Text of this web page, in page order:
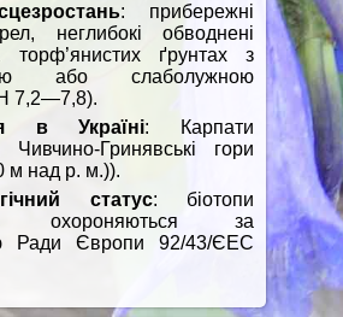
: прибережні
неглибокі обводнені
торф’янистих ґрунтах з
або слаболужною
7,2—7,8).
в Україні: Карпати
Чивчино-Гринявські гори
м над р. м.)).
статус: біотопи
охороняються за
Ради Європи 92/43/ЄЕС